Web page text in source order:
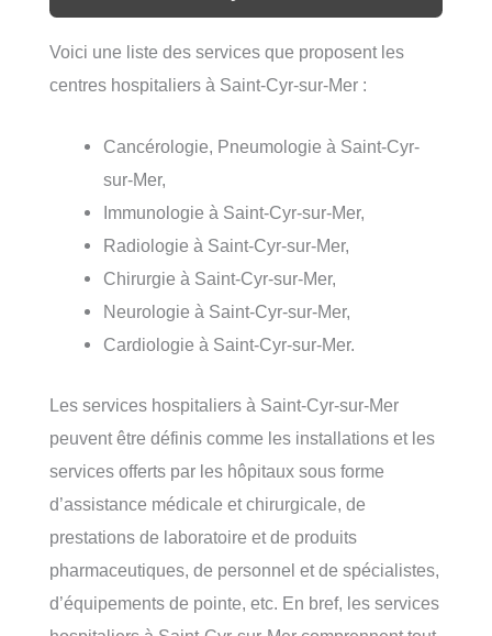
Voici une liste des services que proposent les
centres hospitaliers à Saint-Cyr-sur-Mer :
Cancérologie, Pneumologie à Saint-Cyr-
sur-Mer,
Immunologie à Saint-Cyr-sur-Mer,
Radiologie à Saint-Cyr-sur-Mer,
Chirurgie à Saint-Cyr-sur-Mer,
Neurologie à Saint-Cyr-sur-Mer,
Cardiologie à Saint-Cyr-sur-Mer.
Les services hospitaliers à Saint-Cyr-sur-Mer
peuvent être définis comme les installations et les
services offerts par les hôpitaux sous forme
d’assistance médicale et chirurgicale, de
prestations de laboratoire et de produits
pharmaceutiques, de personnel et de spécialistes,
d’équipements de pointe, etc. En bref, les services